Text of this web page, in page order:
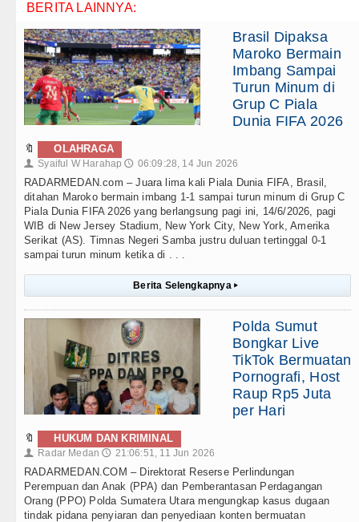
BERITA LAINNYA:
Brasil Dipaksa
Maroko Bermain
Imbang Sampai
Turun Minum di
Grup C Piala
Dunia FIFA 2026
🔖 OLAHRAGA
👤 Syaiful W Harahap 🕔 06:09:28, 14 Jun 2026
RADARMEDAN.com – Juara lima kali Piala Dunia FIFA, Brasil,
ditahan Maroko bermain imbang 1-1 sampai turun minum di Grup C
Piala Dunia FIFA 2026 yang berlangsung pagi ini, 14/6/2026, pagi
WIB di New Jersey Stadium, New York City, New York, Amerika
Serikat (AS). Timnas Negeri Samba justru duluan tertinggal 0-1
sampai turun minum ketika di . . .
Berita Selengkapnya ▸
Polda Sumut
Bongkar Live
TikTok Bermuatan
Pornografi, Host
Raup Rp5 Juta
per Hari
🔖 HUKUM DAN KRIMINAL
👤 Radar Medan 🕔 21:06:51, 11 Jun 2026
RADARMEDAN.COM – Direktorat Reserse Perlindungan
Perempuan dan Anak (PPA) dan Pemberantasan Perdagangan
Orang (PPO) Polda Sumatera Utara mengungkap kasus dugaan
tindak pidana penyiaran dan penyediaan konten bermuatan